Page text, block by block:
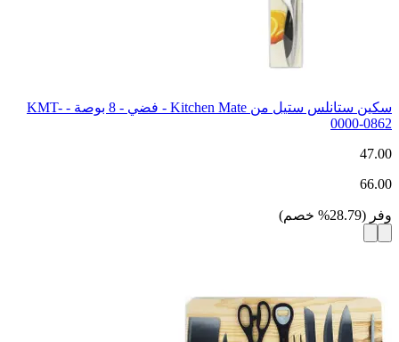
سكين ستانلس ستيل من Kitchen Mate - فضي - 8 بوصة - KMT-
0000-0862
47.00
66.00
وفر (
28.79
% خصم)